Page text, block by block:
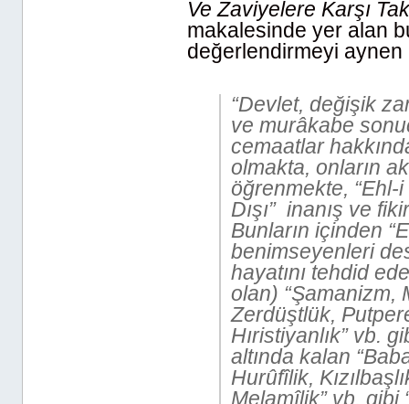
Ve Zaviyelere Karşı
makalesinde yer alan
değerlendirmeyi aynen
“Devlet, değişik
ve murâkabe
cemaatlar
olmakta, onların
öğrenmekte, “Ehl-
Dışı” inanış ve
Bunların içinden
benimseyenleri
hayatını tehdid
olan) “Şamanizm,
Zerdüştlük,
Hıristiyanlık” vb.
altında kalan
Hurûfîlik,
Melamîlik” vb. gibi